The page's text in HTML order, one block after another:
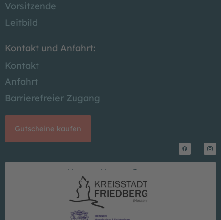
Vorsitzende
Leitbild
Kontakt und Anfahrt:
Kontakt
Anfahrt
Barrierefreier Zugang
Gutscheine kaufen
F
a
I
n
Unsere Unterstützer